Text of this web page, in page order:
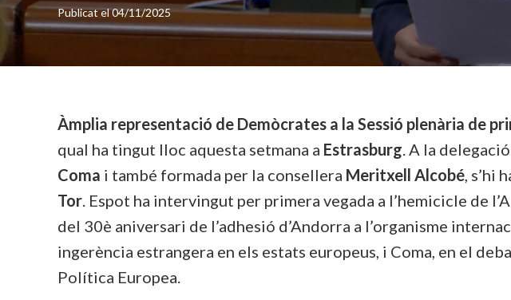
Publicat el04/11/2025
Àmplia representació de Demòcrates a la Sessió plenària de
qual ha tingut lloc aquesta setmana a Estrasburg. A la
Coma i també formada per la consellera Meritxell Alcobé, s’hi
Tor. Espot ha intervingut per primera vegada a l’hemicicle de
del 30è aniversari de l’adhesió d’Andorra a l’organisme
ingerència estrangera en els estats europeus, i Coma, en el
Política Europea.